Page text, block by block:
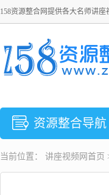
158资源整合网提供各大名师讲
资源整合导航
当前位置： 讲座视频 网首页